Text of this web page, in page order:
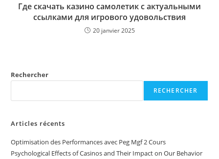
Где скачать казино самолетик с актуальными
ссылками для игрового удовольствия
20 janvier 2025
Rechercher
RECHERCHER
Articles récents
Optimisation des Performances avec Peg Mgf 2 Cours
Psychological Effects of Casinos and Their Impact on Our Behavior